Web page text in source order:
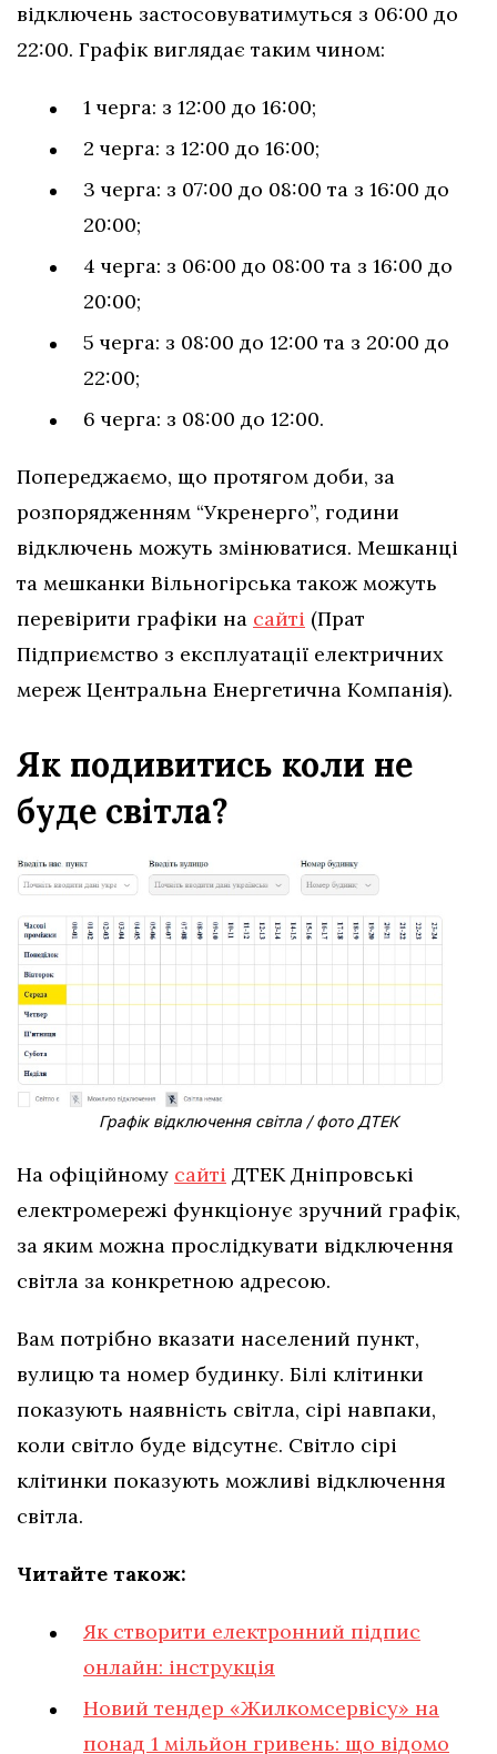
відключень застосовуватимуться з 06:00 до
22:00. Графік виглядає таким чином:
1 черга: з 12:00 до 16:00;
2 черга: з 12:00 до 16:00;
3 черга: з 07:00 до 08:00 та з 16:00 до
20:00;
4 черга: з 06:00 до 08:00 та з 16:00 до
20:00;
5 черга: з 08:00 до 12:00 та з 20:00 до
22:00;
6 черга: з 08:00 до 12:00.
Попереджаємо, що протягом доби, за
розпорядженням “Укренерго”, години
відключень можуть змінюватися. Мешканці
та мешканки Вільногірська також можуть
перевірити графіки на сайті (Прат
Підприємство з експлуатації електричних
мереж Центральна Енергетична Компанія).
Як подивитись коли не
буде світла?
Графік відключення світла / фото ДТЕК
На офіційному сайті ДТЕК Дніпровські
електромережі функціонує зручний графік,
за яким можна прослідкувати відключення
світла за конкретною адресою.
Вам потрібно вказати населений пункт,
вулицю та номер будинку. Білі клітинки
показують наявність світла, сірі навпаки,
коли світло буде відсутнє. Світло сірі
клітинки показують можливі відключення
світла.
Читайте також:
Як створити електронний підпис
онлайн: інструкція
Новий тендер «Жилкомсервісу» на
понад 1 мільйон гривень: що відомо